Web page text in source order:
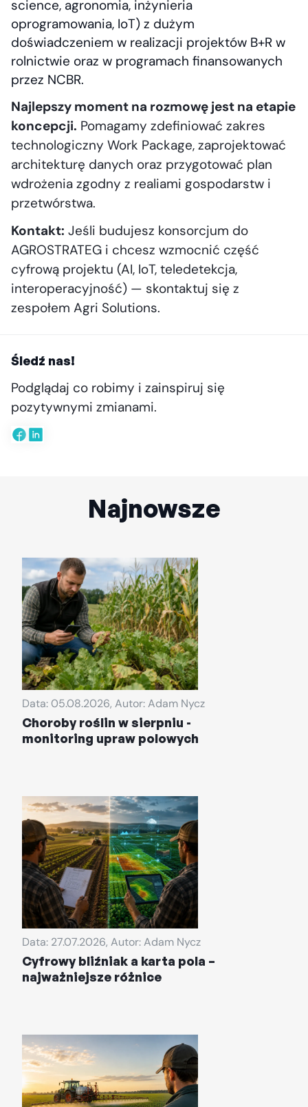
science, agronomia, inżynieria
oprogramowania, IoT) z dużym
doświadczeniem w realizacji projektów B+R w
rolnictwie oraz w programach finansowanych
przez NCBR.
Najlepszy moment na rozmowę jest na etapie
koncepcji. Pomagamy zdefiniować zakres
technologiczny Work Package, zaprojektować
architekturę danych oraz przygotować plan
wdrożenia zgodny z realiami gospodarstw i
przetwórstwa.
Kontakt: Jeśli budujesz konsorcjum do
AGROSTRATEG i chcesz wzmocnić część
cyfrową projektu (AI, IoT, teledetekcja,
interoperacyjność) — skontaktuj się z
zespołem Agri Solutions.
Śledź nas!
Podglądaj co robimy i zainspiruj się
pozytywnymi zmianami.
Najnowsze
Data: 05.08.2026, Autor: Adam Nycz
Choroby roślin w sierpniu -
monitoring upraw polowych
Data: 27.07.2026, Autor: Adam Nycz
Cyfrowy bliźniak a karta pola –
najważniejsze różnice